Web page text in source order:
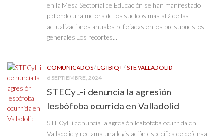
en la Mesa Sectorial de Educación se han manifestado
pidiendo una mejora de los sueldos más allá de las
actualizaciones anuales reflejadas en los presupuestos
generales Los recortes...
COMUNICADOS/LGTBIQ+/STE VALLADOLID
6 SEPTIEMBRE, 2024
STECyL-i denuncia la agresión
lesbófoba ocurrida en Valladolid
STECyL-i denuncia la agresión lesbófoba ocurrida en
Valladolid y reclama una legislación específica de defensa